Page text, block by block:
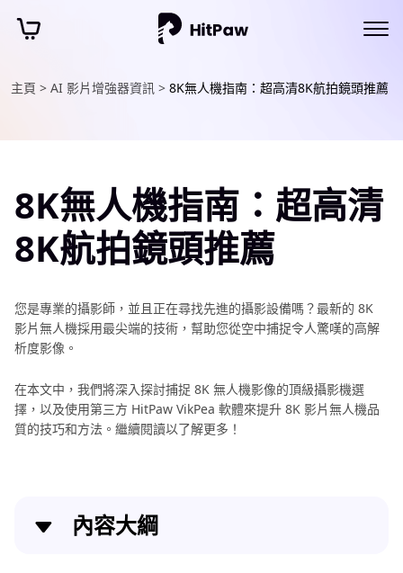
主頁 > AI 影片增強器資訊 > 8K無人機指南：超高清8K航拍鏡頭推薦
8K無人機指南：超高清
8K航拍鏡頭推薦
您是專業的攝影師，並且正在尋找先進的攝影設備嗎？最新的 8K
影片無人機採用最尖端的技術，幫助您從空中捕捉令人驚嘆的高解
析度影像。
在本文中，我們將深入探討捕捉 8K 無人機影像的頂級攝影機選
擇，以及使用第三方 HitPaw VikPea 軟體來提升 8K 影片無人機品
質的技巧和方法。繼續閱讀以了解更多！
內容大綱